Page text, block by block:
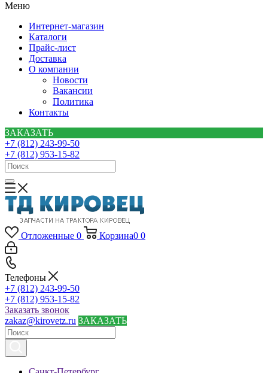
Меню
Интернет-магазин
Каталоги
Прайс-лист
Доставка
О компании
Новости
Вакансии
Политика
Контакты
ЗАКАЗАТЬ
+7 (812) 243-99-50
+7 (812) 953-15-82
Отложенные 0 Корзина0 0
Телефоны
+7 (812) 243-99-50
+7 (812) 953-15-82
Заказать звонок
zakaz@kirovetz.ru ЗАКАЗАТЬ